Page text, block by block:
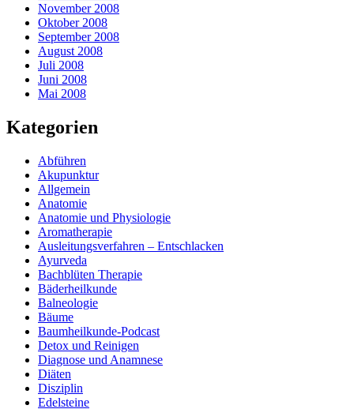
November 2008
Oktober 2008
September 2008
August 2008
Juli 2008
Juni 2008
Mai 2008
Kategorien
Abführen
Akupunktur
Allgemein
Anatomie
Anatomie und Physiologie
Aromatherapie
Ausleitungsverfahren – Entschlacken
Ayurveda
Bachblüten Therapie
Bäderheilkunde
Balneologie
Bäume
Baumheilkunde-Podcast
Detox und Reinigen
Diagnose und Anamnese
Diäten
Disziplin
Edelsteine